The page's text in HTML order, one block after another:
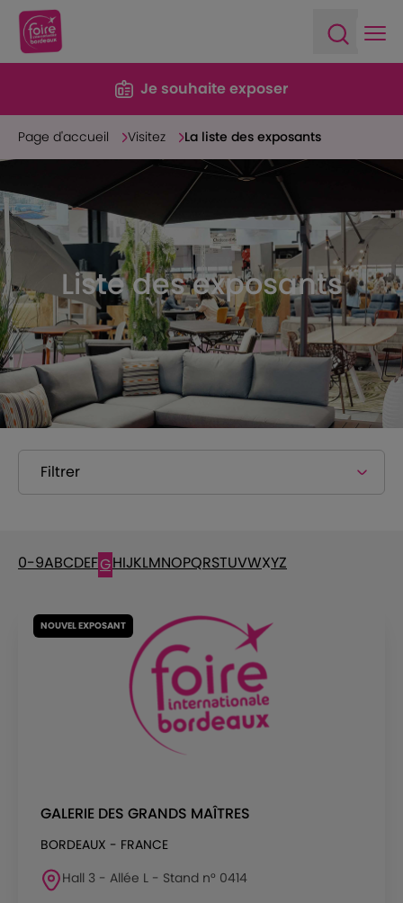
Je souhaite exposer
Page d'accueil Visitez La liste des exposants
Liste des exposants
Filtrer
0-9ABCDEFGHIJKLMNOPQRSTUVWXYZ
NOUVEL EXPOSANT
GALERIE DES GRANDS MAÎTRES
BORDEAUX - FRANCE
Hall 3 - Allée L - Stand n° 0414